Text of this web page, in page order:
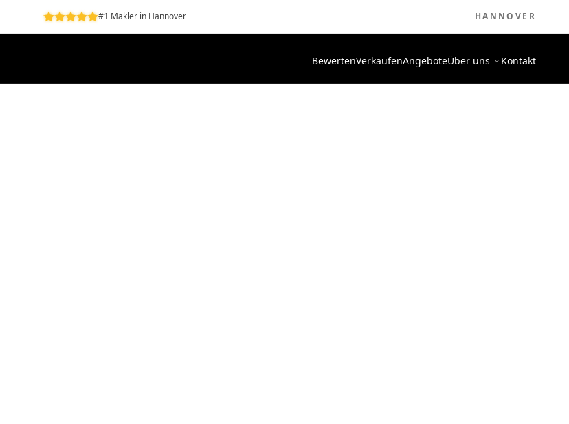
#1 Makler in Hannover HANNOVER
BewertenVerkaufenAngeboteÜber uns Kontakt